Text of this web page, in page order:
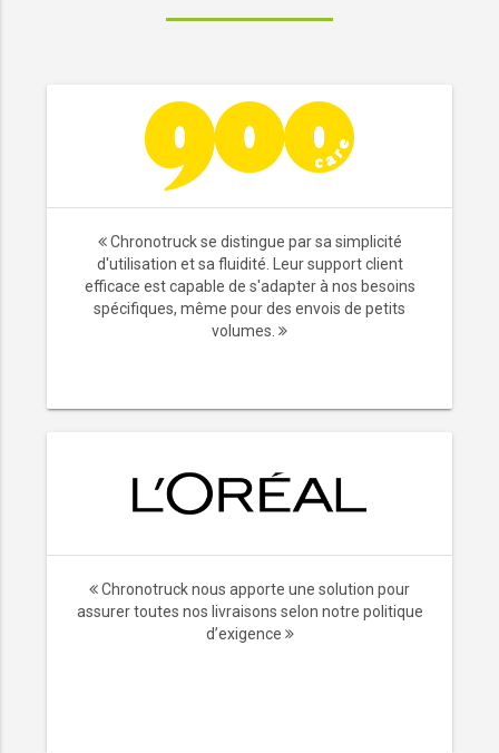
Chronotruck se distingue par sa simplicité
d'utilisation et sa fluidité. Leur support client
efficace est capable de s'adapter à nos besoins
spécifiques, même pour des envois de petits
volumes.
Chronotruck nous apporte une solution pour
assurer toutes nos livraisons selon notre politique
d’exigence